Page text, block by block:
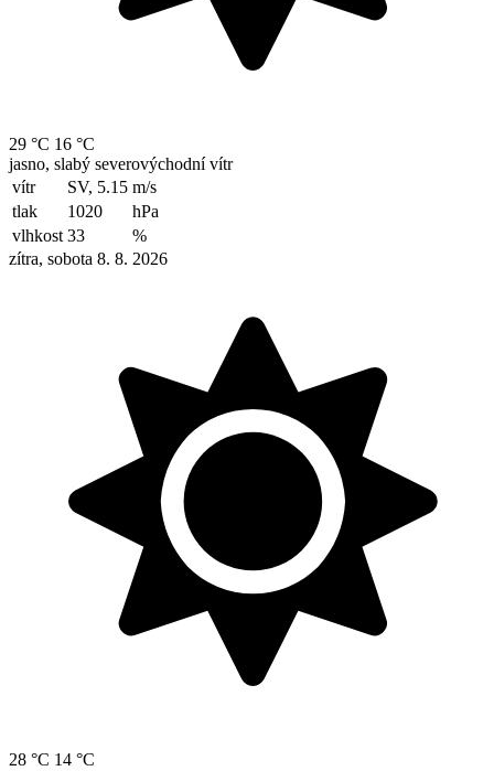
29 °C 16 °C
jasno, slabý severovýchodní vítr
vítr
SV, 5.15 m/s
tlak
1020
hPa
vlhkost 33
%
zítra, sobota 8. 8. 2026
28 °C 14 °C